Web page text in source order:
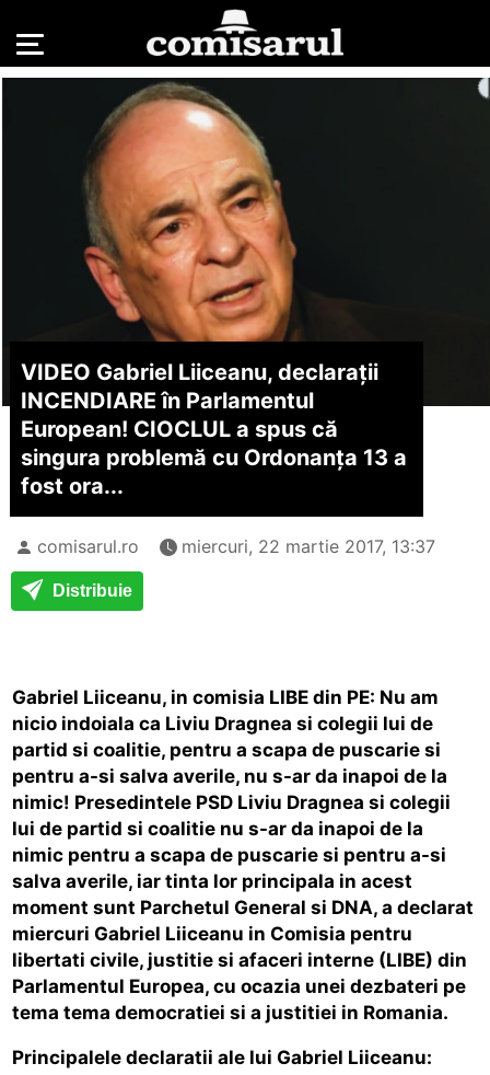
VIDEO Gabriel Liiceanu, declarații
INCENDIARE în Parlamentul
European! CIOCLUL a spus că
singura problemă cu Ordonanța 13 a
fost ora...
comisarul.ro miercuri, 22 martie 2017, 13:37
Distribuie
Gabriel Liiceanu, in comisia LIBE din PE: Nu am
nicio indoiala ca Liviu Dragnea si colegii lui de
partid si coalitie, pentru a scapa de puscarie si
pentru a-si salva averile, nu s-ar da inapoi de la
nimic! ​Presedintele PSD Liviu Dragnea si colegii
lui de partid si coalitie nu s-ar da inapoi de la
nimic pentru a scapa de puscarie si pentru a-si
salva averile, iar tinta lor principala in acest
moment sunt Parchetul General si DNA, a declarat
miercuri Gabriel Liiceanu in Comisia pentru
libertati civile, justitie si afaceri interne (LIBE) din
Parlamentul Europea, cu ocazia unei dezbateri pe
tema tema democratiei si a justitiei in Romania.
Principalele declaratii ale lui Gabriel Liiceanu: